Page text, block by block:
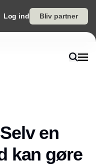
Log ind Bliv partner
en
kan gøre